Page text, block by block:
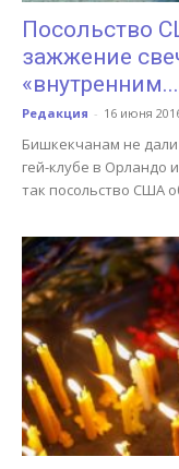
Посольство
зажжение
«внутренним...
Редакция - 16 июня
Бишкекчанам не
гей-клубе в Орландо
так посольство США